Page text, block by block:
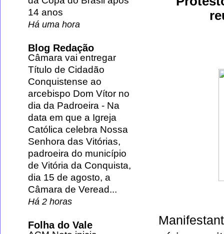
14 anos
Há uma hora
Blog Redação
Câmara vai entregar
Título de Cidadão
Conquistense ao
arcebispo Dom Vítor no
dia da Padroeira - Na
data em que a Igreja
Católica celebra Nossa
Senhora das Vitórias,
padroeira do município
de Vitória da Conquista,
dia 15 de agosto, a
Câmara de Veread...
Há 2 horas
Folha do Vale